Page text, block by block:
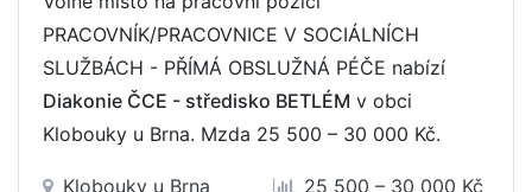
PRACOVNÍK/PRACOVNICE V SOCIÁLNÍCH
SLUŽBÁCH - PŘÍMÁ OBSLUŽNÁ PÉČE nabízí
Diakonie ČCE - středisko BETLÉM v obci
Klobouky u Brna. Mzda 25 500 – 30 000 Kč.
Klobouky u Brna 25 500 – 30 000 Kč